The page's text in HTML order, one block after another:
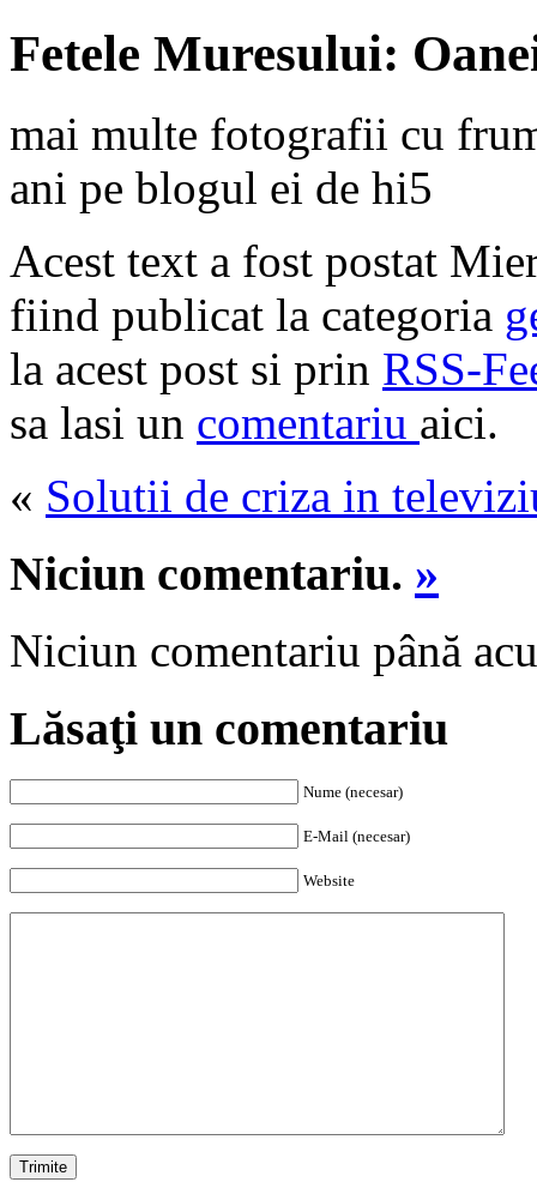
Fetele Muresului:
mai multe fotografii cu
ani pe blogul ei de hi5
Acest text a fost postat
fiind publicat la categoria
la acest post si prin RSS-
sa lasi un comentariu aici.
« Solutii de criza in
Niciun comentariu. »
Niciun comentariu până
Lăsaţi un comentariu
Nume (necesar)
E-Mail (necesar)
Website